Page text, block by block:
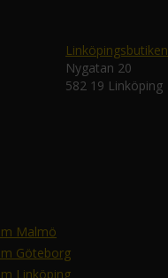
Linköpingsbutiken
Nygatan 20
582 19 Linköping
Malmö
Göteborg
Linköping